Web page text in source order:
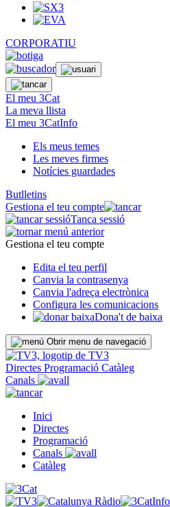
CORPORATIU
El meu 3Cat
La meva llista
El meu 3CatInfo
Els meus temes
Les meves firmes
Notícies guardades
Butlletins
Gestiona el teu compte
Tanca sessió
Gestiona el teu compte
Edita el teu perfil
Canvia la contrasenya
Canvia l'adreça electrònica
Configura les comunicacions
Dona't de baixa
Obrir menu de navegació
Directes Programació Catàleg
Canals
Inici
Directes
Programació
Canals
Catàleg